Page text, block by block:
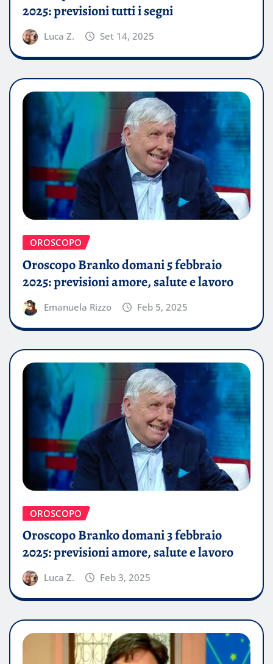
2025: previsioni tutti i segni
Luca Z. Set 14, 2025
OROSCOPO
Oroscopo Branko domani 5 febbraio
2025: previsioni amore, salute e lavoro
Emanuela Rizzo Feb 5, 2025
OROSCOPO
Oroscopo Branko domani 3 febbraio
2025: previsioni amore, salute e lavoro
Luca Z. Feb 3, 2025